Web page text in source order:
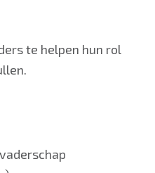
te helpen hun rol